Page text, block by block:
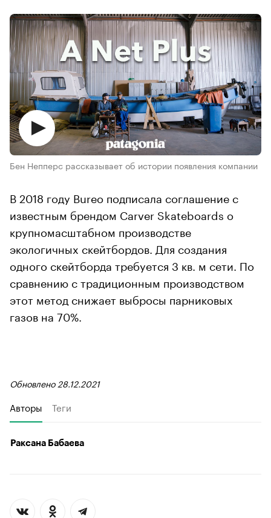
Бен Непперс рассказывает об истории появления компании
В 2018 году Bureo подписала соглашение с
известным брендом Carver Skateboards о
крупномасштабном производстве
экологичных скейтбордов. Для создания
одного скейтборда требуется 3 кв. м сети. По
сравнению с традиционным производством
этот метод снижает выбросы парниковых
газов на 70%.
Обновлено 28.12.2021
Авторы Теги
Раксана Бабаева